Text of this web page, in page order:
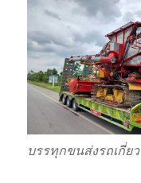
บรรทุกขนส่งรถเกี่ยว